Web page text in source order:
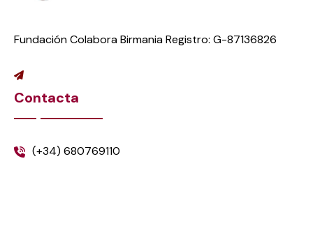
Fundación Colabora Birmania Registro: G-87136826
Contacta
(+34) 680769110